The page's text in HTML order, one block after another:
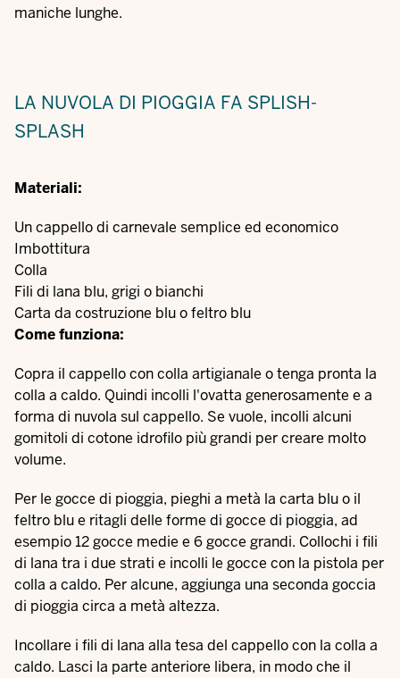
maniche lunghe.
LA NUVOLA DI PIOGGIA FA SPLISH-
SPLASH
Materiali:
Un cappello di carnevale semplice ed economico
Imbottitura
Colla
Fili di lana blu, grigi o bianchi
Carta da costruzione blu o feltro blu
Come funziona:
Copra il cappello con colla artigianale o tenga pronta la
colla a caldo. Quindi incolli l'ovatta generosamente e a
forma di nuvola sul cappello. Se vuole, incolli alcuni
gomitoli di cotone idrofilo più grandi per creare molto
volume.
Per le gocce di pioggia, pieghi a metà la carta blu o il
feltro blu e ritagli delle forme di gocce di pioggia, ad
esempio 12 gocce medie e 6 gocce grandi. Collochi i fili
di lana tra i due strati e incolli le gocce con la pistola per
colla a caldo. Per alcune, aggiunga una seconda goccia
di pioggia circa a metà altezza.
Incollare i fili di lana alla tesa del cappello con la colla a
caldo. Lasci la parte anteriore libera, in modo che il